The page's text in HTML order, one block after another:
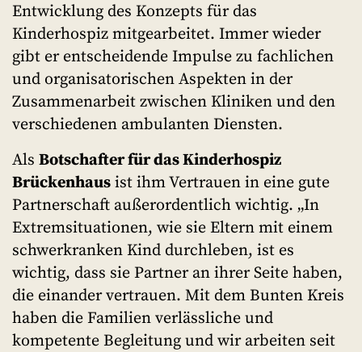
Entwicklung des Konzepts für das
Kinderhospiz mitgearbeitet. Immer wieder
gibt er entscheidende Impulse zu fachlichen
und organisatorischen Aspekten in der
Zusammenarbeit zwischen Kliniken und den
verschiedenen ambulanten Diensten.
Als Botschafter für das Kinderhospiz
Brückenhaus ist ihm Vertrauen in eine gute
Partnerschaft außerordentlich wichtig. „In
Extremsituationen, wie sie Eltern mit einem
schwerkranken Kind durchleben, ist es
wichtig, dass sie Partner an ihrer Seite haben,
die einander vertrauen. Mit dem Bunten Kreis
haben die Familien verlässliche und
kompetente Begleitung und wir arbeiten seit